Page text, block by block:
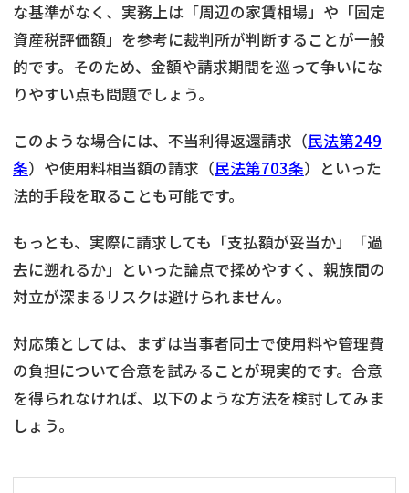
な基準がなく、実務上は「周辺の家賃相場」や「固定
資産税評価額」を参考に裁判所が判断することが一般
的です。そのため、金額や請求期間を巡って争いにな
りやすい点も問題でしょう。
このような場合には、不当利得返還請求（民法第249
条）や使用料相当額の請求（民法第703条）といった
法的手段を取ることも可能です。
もっとも、実際に請求しても「支払額が妥当か」「過
去に遡れるか」といった論点で揉めやすく、親族間の
対立が深まるリスクは避けられません。
対応策としては、まずは当事者同士で使用料や管理費
の負担について合意を試みることが現実的です。合意
を得られなければ、以下のような方法を検討してみま
しょう。